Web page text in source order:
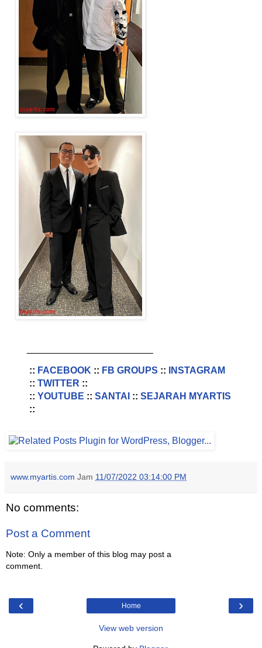
:: FACEBOOK :: FB GROUPS ::
INSTAGRAM
:: TWITTER ::
:: YOUTUBE :: SANTAI :: SEJARAH MYARTIS
::
www.myartis.com Jam 11/07/2022 03:14:00 PM
No comments:
Post a Comment
Note: Only a member of this blog may post a
comment.
‹ ›
Home
View web version